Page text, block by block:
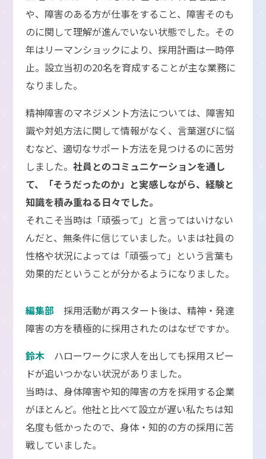
や、障害のある方が仕事をすること、障害そのも
のに関して理解が進んでいない状態でした。その
年はリーマンショックにより、採用計画は一時停
止。設立当初の20名を育成することが主な業務に
なりました。
精神障害のマネジメント方法については、障害知
識や対処方法に関して情報がなく、言葉選びに悩
むなど、適切なサポート方法を見つけるのに苦労
しました。 社員とのコミュニケーションを通し
て、「そうだったのか」と実感しながら、経験と
知識を積み重ねる日々でした。
それこそ当時は「頑張って」と言ってはいけない
んだと、無条件に信じていました。いまは社員の
性格や状況によっては「頑張って」という言葉も
効果的だということが分かるようになりました。
編集部 採用活動が再スタート後は、精神・発達
障害の方を積極的に採用されたのはなぜですか。
鈴木ハローワークに求人を出しても採用スピー
ドが追いつかない状況がありました。
当時は、身体障害や知的障害の方を採用する企業
がほとんど。他社と比べて設立が遅い私たちは知
名度も低かったので、身体・知的の方の採用に苦
戦していました。